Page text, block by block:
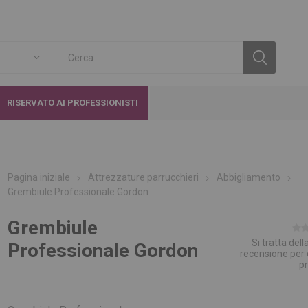
RISERVATO AI PROFESSIONISTI
Pagina iniziale Attrezzature parrucchieri
Abbigliamento
Grembiule Professionale Gordon
Grembiule
Professionale Gordon
Si tratta
recensione per